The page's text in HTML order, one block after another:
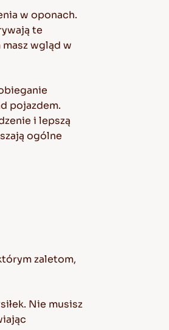
w oponach.
te
wgląd w
pojazdem.
i lepszą
ogólne
zaletom,
Nie musisz